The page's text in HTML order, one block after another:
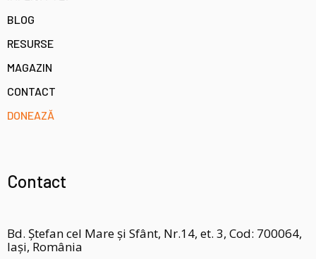
BLOG
RESURSE
MAGAZIN
CONTACT
DONEAZĂ
Contact
Bd. Ștefan cel Mare și Sfânt, Nr.14, et. 3, Cod: 700064,
Iași, România